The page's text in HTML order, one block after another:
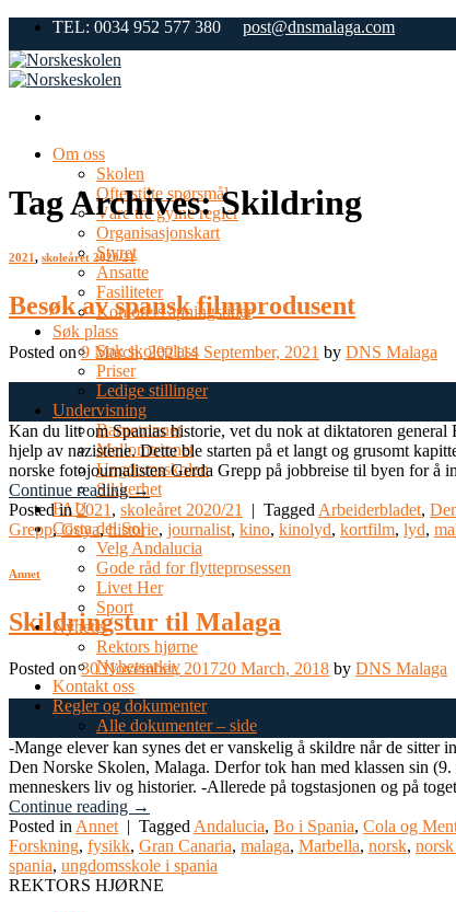
Skip
content
TEL: 0034 952 577 380 post@dnsmalaga.com
Om oss
Skolen
Ofte stilte spørsmål
Våre tre gylne regler
Organisasjonskart
Styret
Ansatte
Fasiliteter
Kontorets åpningstider
Søk plass
Søk skoleplass
Priser
Ledige stillinger
Undervisning
Barnetrinnet
Mellomtrinnet
Ungdomsskolen
Sikkerhet
FAU
Costa del Sol
Velg Andalucia
Gode råd for flytteprosessen
Livet Her
Sport
Nyheter
Rektors hjørne
Nyhetsarkiv
Kontakt oss
Regler og dokumenter
Alle dokumenter – side
Tag Archives:Skildring
2021, skoleåret 2020/21
Besøk av spansk filmprodusent
Posted on9 March, 202114 September, 2021 by DNS Malaga
Mar
Kan du litt om Spanias historie, vet du nok at diktatoren
hjelp av nazistene. Dette ble starten på et langt og grusomt
norske fotojournalisten Gerda Grepp på jobbreise til byen for
Continue reading→
Posted in2021 , skoleåret 2020/21 | Tagged Arbeiderbladet,
Grepp,Goya,historie, journalist, kino, kinolyd, kortfilm, lyd,
Annet
Skildringstur til Malaga
Posted on30 November, 201720 March, 2018 by DNS Malaga
-Mange elever kan synes det er vanskelig å skildre når de sitter
Den Norske Skolen, Malaga. Derfor tok han med klassen sin
menneskers liv og historier. -Allerede på togstasjonen og på
Continue reading →
Posted in Annet | Tagged Andalucia, Bo i Spania, Cola og
Forskning, fysikk, Gran Canaria, malaga, Marbella, norsk,
spania, ungdomsskole i spania
REKTORS HJØRNE